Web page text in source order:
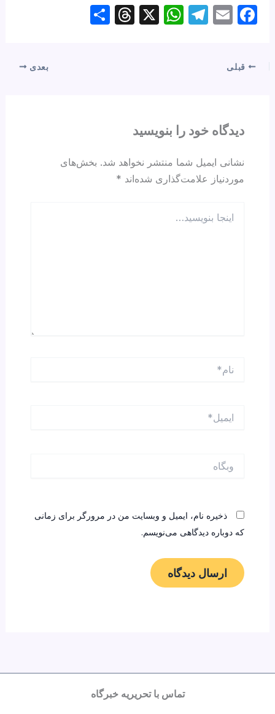
F
e
o
k
E
T
W
p
X
T
قبلی بعدی
دیدگاه‌ خود را بنویسید
نشانی ایمیل شما منتشر نخواهد شد. بخش‌های
موردنیاز علامت‌گذاری شده‌اند *
بنویسید…
ذخیره نام، ایمیل و وبسایت من در مرورگر برای زمانی
که دوباره دیدگاهی می‌نویسم.
تماس با تحریریه خبرگاه